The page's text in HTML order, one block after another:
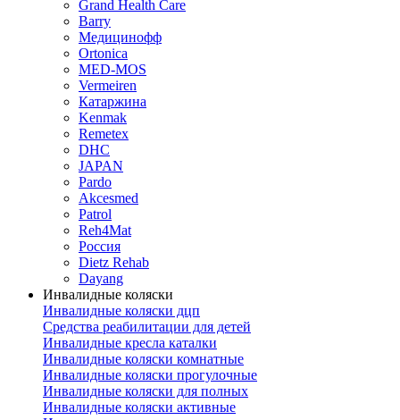
Grand Health Care
Barry
Медицинофф
Ortonica
MED-MOS
Vermeiren
Катаржина
Kenmak
Remetex
DHC
JAPAN
Pardo
Akcesmed
Patrol
Reh4Mat
Россия
Dietz Rehab
Dayang
Инвалидные коляски
Инвалидные коляски дцп
Средства реабилитации для детей
Инвалидные кресла каталки
Инвалидные коляски комнатные
Инвалидные коляски прогулочные
Инвалидные коляски для полных
Инвалидные коляски активные